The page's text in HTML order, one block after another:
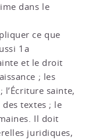
dans le
ce que
1a
et le droit
; les
sainte,
textes ; le
Il doit
juridiques,